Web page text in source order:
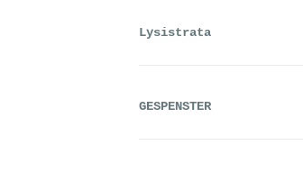
Lysistrata
GESPENSTER